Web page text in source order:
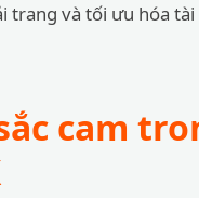
và tối ưu hóa
cam